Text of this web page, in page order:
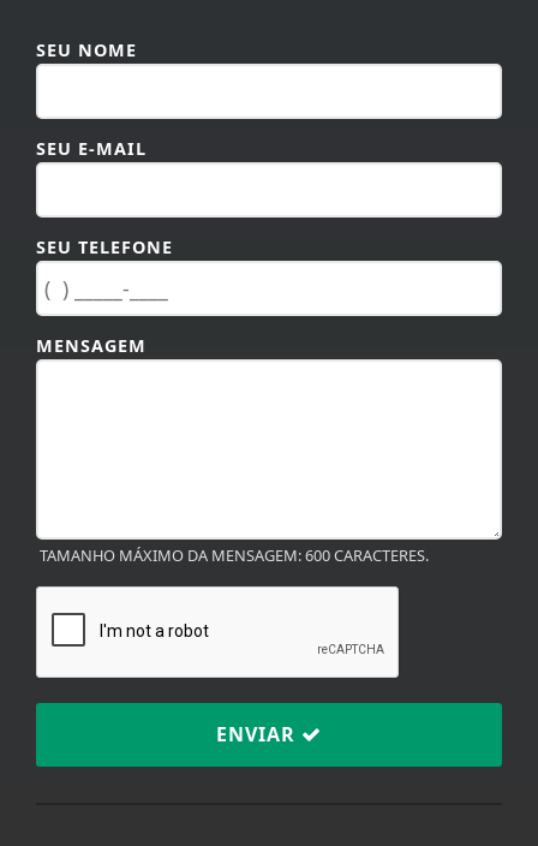
SEU NOME
SEU E-MAIL
SEU TELEFONE
MENSAGEM
TAMANHO MÁXIMO DA MENSAGEM: 600 CARACTERES.
ENVIAR